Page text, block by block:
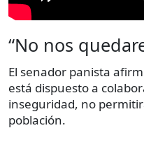
“No nos
El senador panista
está dispuesto a
inseguridad, no
población.